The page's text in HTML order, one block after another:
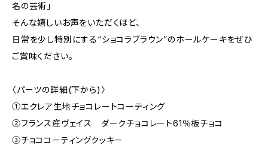
名の芸術」
そんな嬉しいお声をいただくほど、
日常を少し特別にする“ショコラブラウン”のホールケーキをぜひ
ご賞味ください。
〈パーツの詳細(下から)〉
①エクレア生地チョコレートコーティング
②フランス産ヴェイス ダークチョコレート61％板チョコ
③チョココーティングクッキー